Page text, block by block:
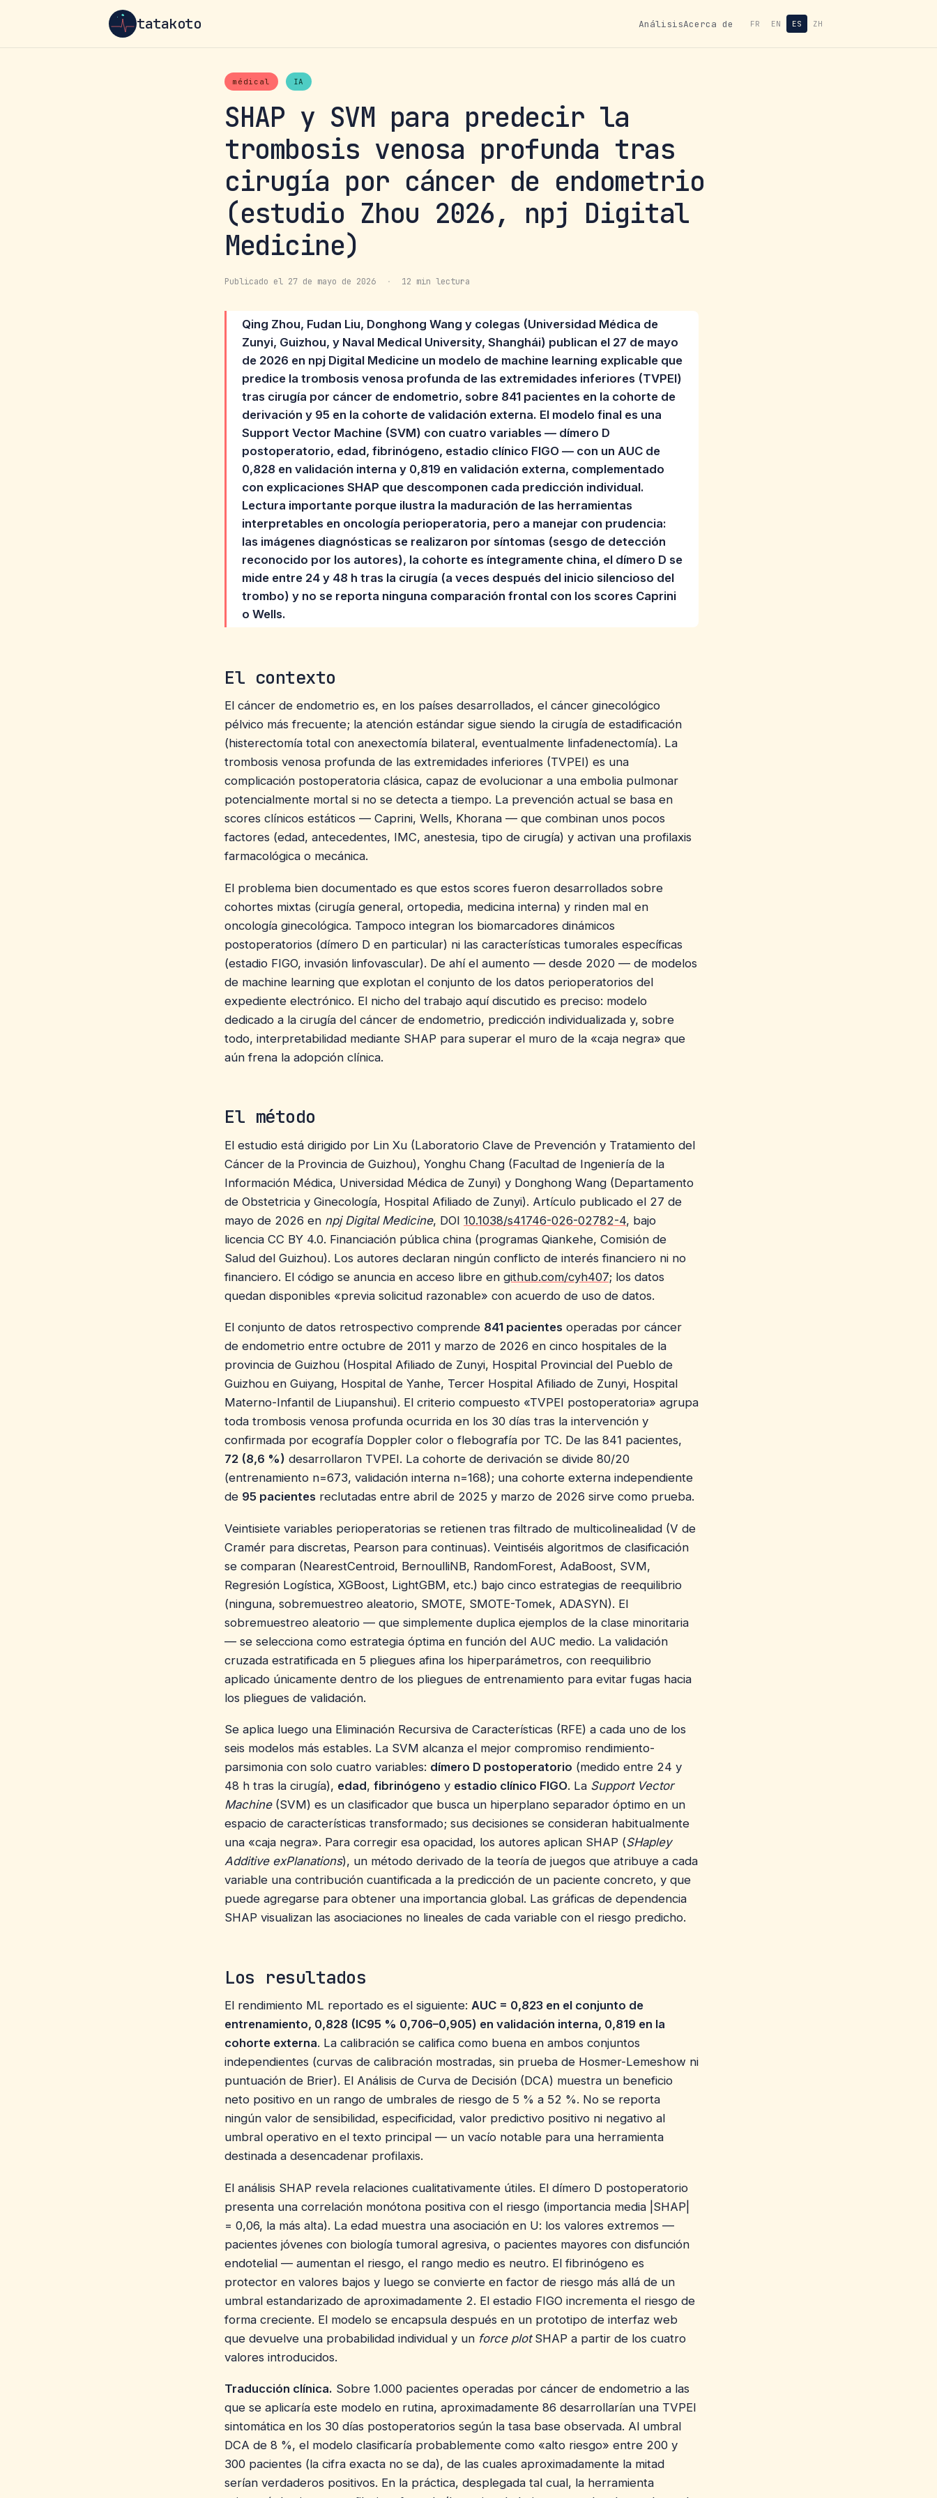
tatakoto AnálisisAcerca de FR EN ES ZH
médical IA
SHAP y SVM para predecir la
trombosis venosa profunda tras
cirugía por cáncer de endometrio
(estudio Zhou 2026, npj Digital
Medicine)
Publicado el 27 de mayo de 2026 · 12 min lectura
Qing Zhou, Fudan Liu, Donghong Wang y colegas (Universidad Médica de
Zunyi, Guizhou, y Naval Medical University, Shanghái) publican el 27 de mayo
de 2026 en npj Digital Medicine un modelo de machine learning explicable que
predice la trombosis venosa profunda de las extremidades inferiores (TVPEI)
tras cirugía por cáncer de endometrio, sobre 841 pacientes en la cohorte de
derivación y 95 en la cohorte de validación externa. El modelo final es una
Support Vector Machine (SVM) con cuatro variables — dímero D
postoperatorio, edad, fibrinógeno, estadio clínico FIGO — con un AUC de
0,828 en validación interna y 0,819 en validación externa, complementado
con explicaciones SHAP que descomponen cada predicción individual.
Lectura importante porque ilustra la maduración de las herramientas
interpretables en oncología perioperatoria, pero a manejar con prudencia:
las imágenes diagnósticas se realizaron por síntomas (sesgo de detección
reconocido por los autores), la cohorte es íntegramente china, el dímero D se
mide entre 24 y 48 h tras la cirugía (a veces después del inicio silencioso del
trombo) y no se reporta ninguna comparación frontal con los scores Caprini
o Wells.
El contexto
El cáncer de endometrio es, en los países desarrollados, el cáncer ginecológico
pélvico más frecuente; la atención estándar sigue siendo la cirugía de estadificación
(histerectomía total con anexectomía bilateral, eventualmente linfadenectomía). La
trombosis venosa profunda de las extremidades inferiores (TVPEI) es una
complicación postoperatoria clásica, capaz de evolucionar a una embolia pulmonar
potencialmente mortal si no se detecta a tiempo. La prevención actual se basa en
scores clínicos estáticos — Caprini, Wells, Khorana — que combinan unos pocos
factores (edad, antecedentes, IMC, anestesia, tipo de cirugía) y activan una profilaxis
farmacológica o mecánica.
El problema bien documentado es que estos scores fueron desarrollados sobre
cohortes mixtas (cirugía general, ortopedia, medicina interna) y rinden mal en
oncología ginecológica. Tampoco integran los biomarcadores dinámicos
postoperatorios (dímero D en particular) ni las características tumorales específicas
(estadio FIGO, invasión linfovascular). De ahí el aumento — desde 2020 — de modelos
de machine learning que explotan el conjunto de los datos perioperatorios del
expediente electrónico. El nicho del trabajo aquí discutido es preciso: modelo
dedicado a la cirugía del cáncer de endometrio, predicción individualizada y, sobre
todo, interpretabilidad mediante SHAP para superar el muro de la «caja negra» que
aún frena la adopción clínica.
El método
El estudio está dirigido por Lin Xu (Laboratorio Clave de Prevención y Tratamiento del
Cáncer de la Provincia de Guizhou), Yonghu Chang (Facultad de Ingeniería de la
Información Médica, Universidad Médica de Zunyi) y Donghong Wang (Departamento
de Obstetricia y Ginecología, Hospital Afiliado de Zunyi). Artículo publicado el 27 de
mayo de 2026 en npj Digital Medicine, DOI 10.1038/s41746-026-02782-4, bajo
licencia CC BY 4.0. Financiación pública china (programas Qiankehe, Comisión de
Salud del Guizhou). Los autores declaran ningún conflicto de interés financiero ni no
financiero. El código se anuncia en acceso libre en github.com/cyh407; los datos
quedan disponibles «previa solicitud razonable» con acuerdo de uso de datos.
El conjunto de datos retrospectivo comprende 841 pacientes operadas por cáncer
de endometrio entre octubre de 2011 y marzo de 2026 en cinco hospitales de la
provincia de Guizhou (Hospital Afiliado de Zunyi, Hospital Provincial del Pueblo de
Guizhou en Guiyang, Hospital de Yanhe, Tercer Hospital Afiliado de Zunyi, Hospital
Materno-Infantil de Liupanshui). El criterio compuesto «TVPEI postoperatoria» agrupa
toda trombosis venosa profunda ocurrida en los 30 días tras la intervención y
confirmada por ecografía Doppler color o flebografía por TC. De las 841 pacientes,
72 (8,6 %) desarrollaron TVPEI. La cohorte de derivación se divide 80/20
(entrenamiento n=673, validación interna n=168); una cohorte externa independiente
de 95 pacientes reclutadas entre abril de 2025 y marzo de 2026 sirve como prueba.
Veintisiete variables perioperatorias se retienen tras filtrado de multicolinealidad (V de
Cramér para discretas, Pearson para continuas). Veintiséis algoritmos de clasificación
se comparan (NearestCentroid, BernoulliNB, RandomForest, AdaBoost, SVM,
Regresión Logística, XGBoost, LightGBM, etc.) bajo cinco estrategias de reequilibrio
(ninguna, sobremuestreo aleatorio, SMOTE, SMOTE-Tomek, ADASYN). El
sobremuestreo aleatorio — que simplemente duplica ejemplos de la clase minoritaria
— se selecciona como estrategia óptima en función del AUC medio. La validación
cruzada estratificada en 5 pliegues afina los hiperparámetros, con reequilibrio
aplicado únicamente dentro de los pliegues de entrenamiento para evitar fugas hacia
los pliegues de validación.
Se aplica luego una Eliminación Recursiva de Características (RFE) a cada uno de los
seis modelos más estables. La SVM alcanza el mejor compromiso rendimiento-
parsimonia con solo cuatro variables: dímero D postoperatorio (medido entre 24 y
48 h tras la cirugía), edad, fibrinógeno y estadio clínico FIGO. La Support Vector
Machine(SVM) es un clasificador que busca un hiperplano separador óptimo en un
espacio de características transformado; sus decisiones se consideran habitualmente
una «caja negra». Para corregir esa opacidad, los autores aplican SHAP (SHapley
Additive exPlanations), un método derivado de la teoría de juegos que atribuye a cada
variable una contribución cuantificada a la predicción de un paciente concreto, y que
puede agregarse para obtener una importancia global. Las gráficas de dependencia
SHAP visualizan las asociaciones no lineales de cada variable con el riesgo predicho.
Los resultados
El rendimiento ML reportado es el siguiente: AUC = 0,823 en el conjunto de
entrenamiento, 0,828 (IC95 % 0,706–0,905) en validación interna, 0,819 en la
cohorte externa. La calibración se califica como buena en ambos conjuntos
independientes (curvas de calibración mostradas, sin prueba de Hosmer-Lemeshow ni
puntuación de Brier). El Análisis de Curva de Decisión (DCA) muestra un beneficio
neto positivo en un rango de umbrales de riesgo de 5 % a 52 %. No se reporta
ningún valor de sensibilidad, especificidad, valor predictivo positivo ni negativo al
umbral operativo en el texto principal — un vacío notable para una herramienta
destinada a desencadenar profilaxis.
El análisis SHAP revela relaciones cualitativamente útiles. El dímero D postoperatorio
presenta una correlación monótona positiva con el riesgo (importancia media |SHAP|
= 0,06, la más alta). La edad muestra una asociación en U: los valores extremos —
pacientes jóvenes con biología tumoral agresiva, o pacientes mayores con disfunción
endotelial — aumentan el riesgo, el rango medio es neutro. El fibrinógeno es
protector en valores bajos y luego se convierte en factor de riesgo más allá de un
umbral estandarizado de aproximadamente 2. El estadio FIGO incrementa el riesgo de
forma creciente. El modelo se encapsula después en un prototipo de interfaz web
que devuelve una probabilidad individual y un force plotSHAP a partir de los cuatro
valores introducidos.
Traducción clínica. Sobre 1.000 pacientes operadas por cáncer de endometrio a las
que se aplicaría este modelo en rutina, aproximadamente 86 desarrollarían una TVPEI
sintomática en los 30 días postoperatorios según la tasa base observada. Al umbral
DCA de 8 %, el modelo clasificaría probablemente como «alto riesgo» entre 200 y
300 pacientes (la cifra exacta no se da), de las cuales aproximadamente la mitad
serían verdaderos positivos. En la práctica, desplegada tal cual, la herramienta